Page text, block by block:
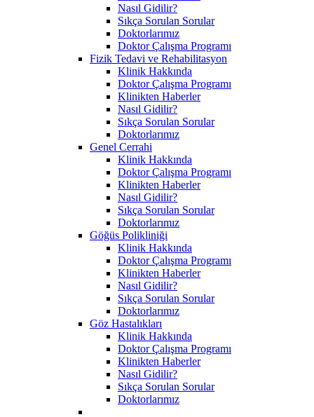
Nasıl Gidilir?
Sıkça Sorulan Sorular
Doktorlarımız
Doktor Çalışma Programı
Fizik Tedavi ve Rehabilitasyon
Klinik Hakkında
Doktor Çalışma Programı
Klinikten Haberler
Nasıl Gidilir?
Sıkça Sorulan Sorular
Doktorlarımız
Genel Cerrahi
Klinik Hakkında
Doktor Çalışma Programı
Klinikten Haberler
Nasıl Gidilir?
Sıkça Sorulan Sorular
Doktorlarımız
Göğüs Polikliniği
Klinik Hakkında
Doktor Çalışma Programı
Klinikten Haberler
Nasıl Gidilir?
Sıkça Sorulan Sorular
Doktorlarımız
Göz Hastalıkları
Klinik Hakkında
Doktor Çalışma Programı
Klinikten Haberler
Nasıl Gidilir?
Sıkça Sorulan Sorular
Doktorlarımız